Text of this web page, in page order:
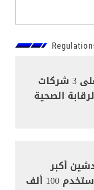
السعودية: فرض غرامات على 3 شركات
الصحية
أكبر
محطة وقود في المملكة ستخدم 100 ألف